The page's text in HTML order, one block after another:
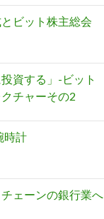
ビット株主総会
資する」-ビット
チャーその2
時計
ェーンの銀行業へ